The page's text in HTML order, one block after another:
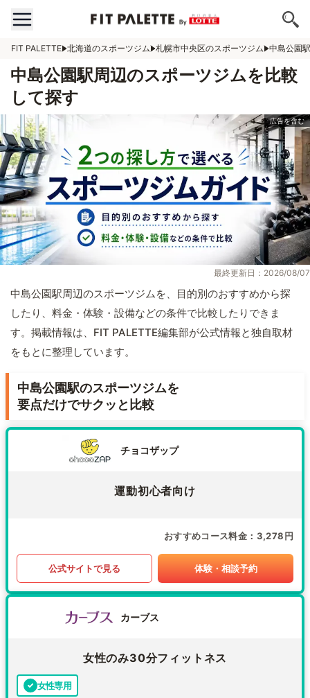
FIT PALETTE 北海道のスポーツジム 札幌市中央区のスポーツジム 中島公園
中島公園駅周辺のスポーツジムを比較
して探す
最終更新日：2026/08/07
中島公園駅周辺のスポーツジムを、目的別のおすすめから探
したり、料金・体験・設備などの条件で比較したりできま
す。掲載情報は、FIT PALETTE編集部が公式情報と独自取材
をもとに整理しています。
中島公園駅のスポーツジムを
要点だけでサクッと比較
チョコザップ
運動初心者向け
おすすめコース料金 3,278円
公式サイトで見る 体験・相談予約
カーブス
女性のみ30分フィットネス
女性専用